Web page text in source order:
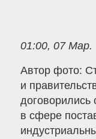
01:00, 07 Мар.
Автор фото:
и
договорились
в сфере